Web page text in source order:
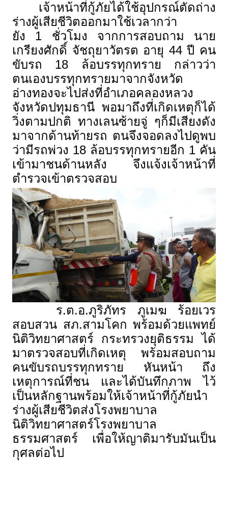
เจ้าหน้าที่กู้ภัยได้ใช้อุปกรณ์ตัดถ่าง
ร่างผู้เสียชีวิตออกมาใช้เวลากว่า
ยัง 1 ชั่วโมง จากการสอบถาม นาย
เกรียงศักดิ์ จัชถุยาวัตรต อายุ 44 ปี คน
ขับรถ 18 ล้อบรรทุกทราย กล่าวว่า
ตนเองบรรทุกทรายมาจากจังหวัด
อ่างทองจะไปส่งที่อำเภอคลองหลวง
จังหวัดปทุมธานี พอมาถึงที่เกิดเหตุก็ได้
วิ่งตามปกติ ทางเลนซ้ายจู่ ๆก็มีเสียงดัง
มาจากด้านท้ายรถ ตนจึงจอดลงไปดูพบ
ว่ามีรถพ่วง 18 ล้อบรรทุกทรายอีก 1 คัน
เข้ามาชนด้านหลัง จึงแจ้งเจ้าหน้าที่
ตำรวจเข้าตรวจสอบ
ร.ต.อ.ภูริภัทร ภูเมฆ ร้อยเวร
สอบสวน สภ.สามโคก พร้อมด้วยแพทย์
นิติวิทยาศาสตร์ กระทรวงยุติธรรม ได้
มาตรวจสอบที่เกิดเหตุ พร้อมสอบถาม
คนขับรถบรรทุกทราย หันหน้า ถึง
เหตุการณ์ที่ชน และได้บันทึกภาพ ไว้
เป็นหลักฐานพร้อมให้เจ้าหน้าที่กู้ภัยนำ
ร่างผู้เสียชีวิตส่งโรงพยาบาล
นิติวิทยาศาสตร์โรงพยาบาล
ธรรมศาสตร์ เพื่อให้ญาติมารับมันเป็น
กุศลต่อไป